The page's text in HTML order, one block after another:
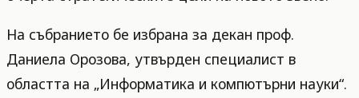
На събранието бе избрана за декан проф.
Даниела Орозова, утвърден специалист в
областта на „Информатика и компютърни науки“.